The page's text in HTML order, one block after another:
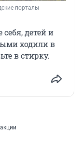
порталы
детей и
ходили в
в стирку.